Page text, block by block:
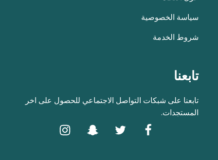
سياسة الخصوصية
شروط الخدمة
تابعنا
تابعنا على شبكات التواصل الاجتماعي للحصول على اخر
المستجدات.